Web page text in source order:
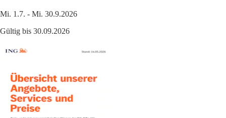
Mi. 1.7. - Mi. 30.9.2026
Gültig bis 30.09.2026